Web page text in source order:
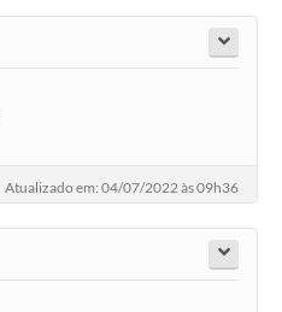
Atualizado em: 04/07/2022 às 09h36